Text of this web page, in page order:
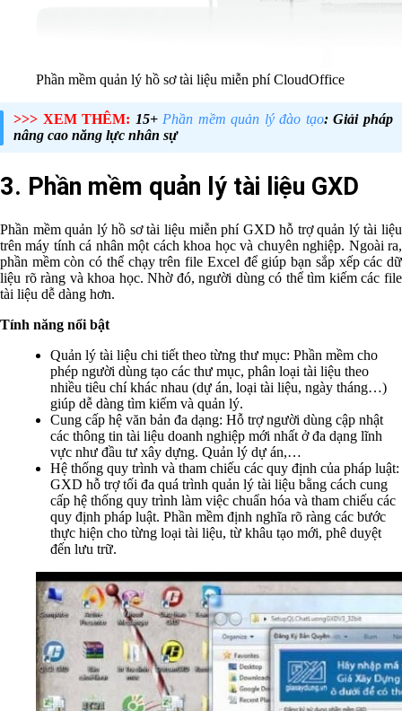
Phần mềm quản lý hồ sơ tài liệu miễn phí CloudOffice
>>> XEM THÊM: 15+ Phần mềm quản lý đào tạo: Giải pháp
nâng cao năng lực nhân sự
3. Phần mềm quản lý tài liệu GXD
Phần mềm quản lý hồ sơ tài liệu miễn phí GXD hỗ trợ quản lý tài liệu
trên máy tính cá nhân một cách khoa học và chuyên nghiệp. Ngoài ra,
phần mềm còn có thể chạy trên file Excel để giúp bạn sắp xếp các dữ
liệu rõ ràng và khoa học. Nhờ đó, người dùng có thể tìm kiếm các file
tài liệu dễ dàng hơn.
Tính năng nổi bật
Quản lý tài liệu chi tiết theo từng thư mục: Phần mềm cho
phép người dùng tạo các thư mục, phân loại tài liệu theo
nhiều tiêu chí khác nhau (dự án, loại tài liệu, ngày tháng…)
giúp dễ dàng tìm kiếm và quản lý.
Cung cấp hệ văn bản đa dạng: Hỗ trợ người dùng cập nhật
các thông tin tài liệu doanh nghiệp mới nhất ở đa dạng lĩnh
vực như đầu tư xây dựng. Quản lý dự án,…
Hệ thống quy trình và tham chiếu các quy định của pháp luật:
GXD hỗ trợ tối đa quá trình quản lý tài liệu bằng cách cung
cấp hệ thống quy trình làm việc chuẩn hóa và tham chiếu các
quy định pháp luật. Phần mềm định nghĩa rõ ràng các bước
thực hiện cho từng loại tài liệu, từ khâu tạo mới, phê duyệt
đến lưu trữ.